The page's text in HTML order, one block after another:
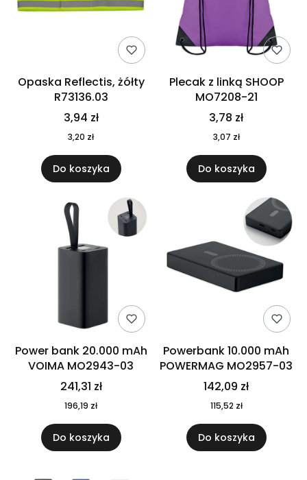
Opaska Reflectis, żółty
R73136.03
3,94 zł
3,20 zł
Do koszyka
Plecak z linką SHOOP
MO7208-21
3,78 zł
3,07 zł
Do koszyka
Power bank 20.000 mAh
VOIMA MO2943-03
241,31 zł
196,19 zł
Do koszyka
Powerbank 10.000 mAh
POWERMAG MO2957-03
142,09 zł
115,52 zł
Do koszyka